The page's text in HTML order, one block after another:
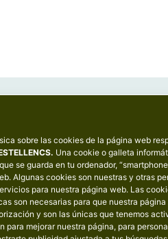
sobre las cookies de la página web
Una cookie o galleta
se guarda en tu ordenador,
Algunas cookies son nuestras y otras
para nuestra página web. Las
son necesarias para que nuestra página
y son las únicas que tenemos
para mejorar nuestra página, para